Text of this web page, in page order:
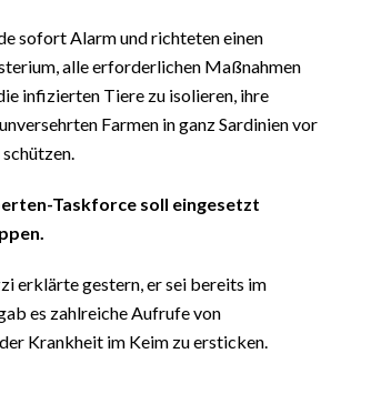
sofort Alarm und richteten einen
alle erforderlichen Maßnahmen
infizierten Tiere zu isolieren, ihre
Farmen in ganz Sardinien vor
Taskforce soll eingesetzt
erklärte gestern, er sei bereits im
es zahlreiche Aufrufe von
Krankheit im Keim zu ersticken.